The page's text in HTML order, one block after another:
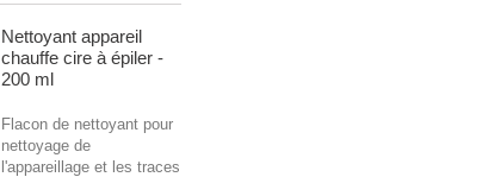
Nettoyant appareil
chauffe cire à épiler -
200 ml
Flacon de nettoyant pour
nettoyage de
l'appareillage et les traces